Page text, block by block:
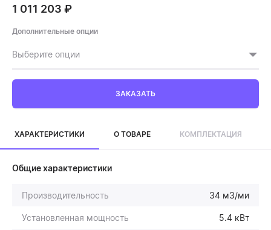
1 011 203 ₽
Дополнительные опции
Выберите опции
ЗАКАЗАТЬ
ХАРАКТЕРИСТИКИ О ТОВАРЕ КОМПЛЕКТАЦИЯ
Общие характеристики
Производительность 34 м3/ми
Установленная мощность 5.4 кВт